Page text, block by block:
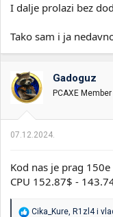
I dalje prolazi bez
Tako sam i ja
Gadoguz
PCAXE Member
07.12.2024.
Kod nas je prag
CPU 152.87$ -
R
Cika_Kure R1zl4i